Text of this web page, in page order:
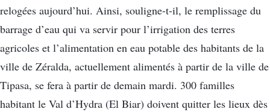
relogées aujourd’hui. Ainsi, souligne-t-il, le remplissage du
barrage d’eau qui va servir pour l’irrigation des terres
agricoles et l’alimentation en eau potable des habitants de la
ville de Zéralda, actuellement alimentés à partir de la ville de
Tipasa, se fera à partir de demain mardi. 300 familles
habitant le Val d’Hydra (El Biar) doivent quitter les lieux dès